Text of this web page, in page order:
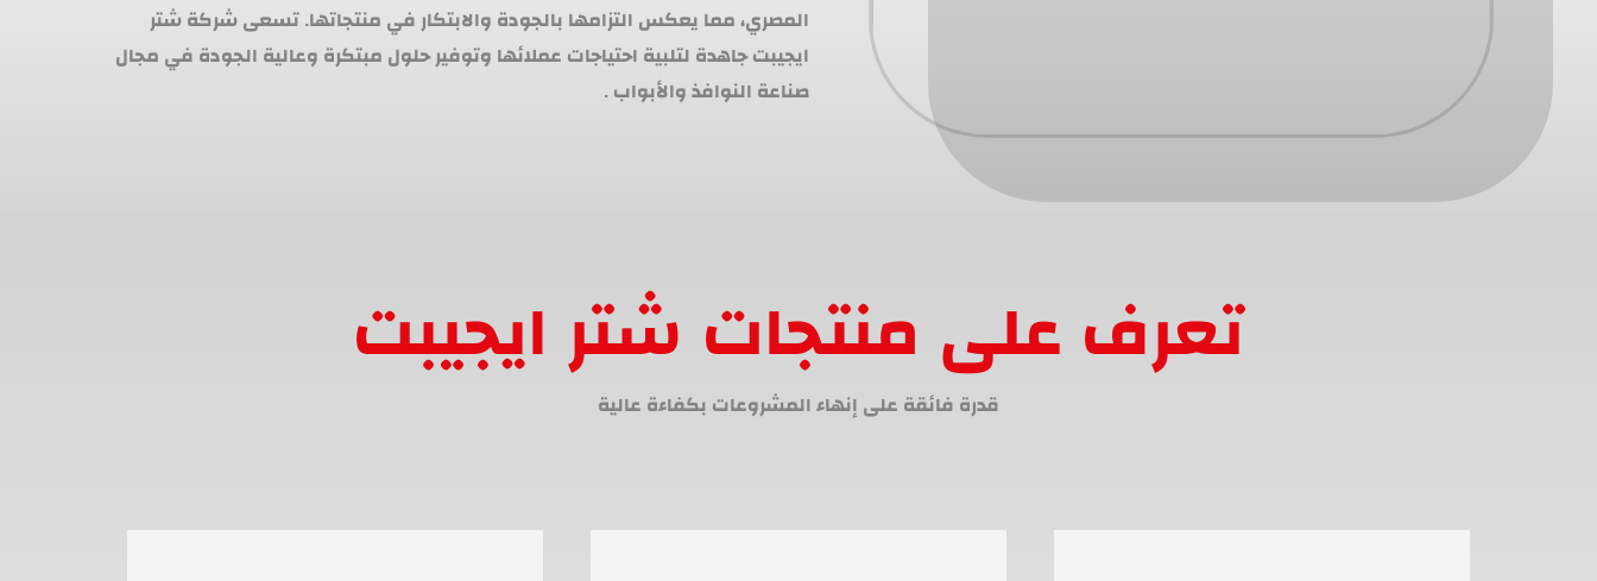
المصري، مما يعكس التزامها بالجودة والابتكار في منتجاتها. تسعى شركة شتر
ايجيبت جاهدة لتلبية احتياجات عملائها وتوفير حلول مبتكرة وعالية الجودة في مجال
صناعة النوافذ والأبواب .
تعرف على منتجات شتر ايجيبت
قدرة فائقة على إنهاء المشروعات بكفاءة عالية